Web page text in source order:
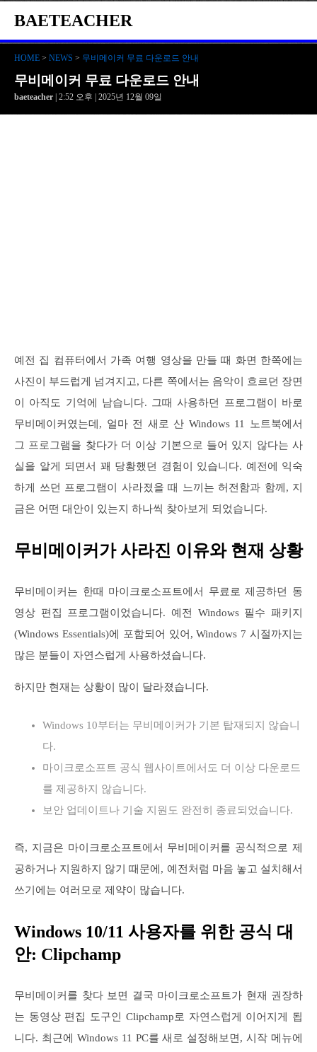
BAETEACHER
HOME > NEWS > 무비메이커 무료 다운로드 안내
무비메이커 무료 다운로드 안내
baeteacher | 2:52 오후 | 2025년 12월 09일
예전 집 컴퓨터에서 가족 여행 영상을 만들 때 화면 한쪽에는
사진이 부드럽게 넘겨지고, 다른 쪽에서는 음악이 흐르던 장면
이 아직도 기억에 남습니다. 그때 사용하던 프로그램이 바로
무비메이커였는데, 얼마 전 새로 산 Windows 11 노트북에서
그 프로그램을 찾다가 더 이상 기본으로 들어 있지 않다는 사
실을 알게 되면서 꽤 당황했던 경험이 있습니다. 예전에 익숙
하게 쓰던 프로그램이 사라졌을 때 느끼는 허전함과 함께, 지
금은 어떤 대안이 있는지 하나씩 찾아보게 되었습니다.
무비메이커가 사라진 이유와 현재 상황
무비메이커는 한때 마이크로소프트에서 무료로 제공하던 동
영상 편집 프로그램이었습니다. 예전 Windows 필수 패키지
(Windows Essentials)에 포함되어 있어, Windows 7 시절까지는
많은 분들이 자연스럽게 사용하셨습니다.
하지만 현재는 상황이 많이 달라졌습니다.
Windows 10부터는 무비메이커가 기본 탑재되지 않습니
다.
마이크로소프트 공식 웹사이트에서도 더 이상 다운로드
를 제공하지 않습니다.
보안 업데이트나 기술 지원도 완전히 종료되었습니다.
즉, 지금은 마이크로소프트에서 무비메이커를 공식적으로 제
공하거나 지원하지 않기 때문에, 예전처럼 마음 놓고 설치해서
쓰기에는 여러모로 제약이 많습니다.
Windows 10/11 사용자를 위한 공식 대
안: Clipchamp
무비메이커를 찾다 보면 결국 마이크로소프트가 현재 권장하
는 동영상 편집 도구인 Clipchamp로 자연스럽게 이어지게 됩
니다. 최근에 Windows 11 PC를 새로 설정해보면, 시작 메뉴에